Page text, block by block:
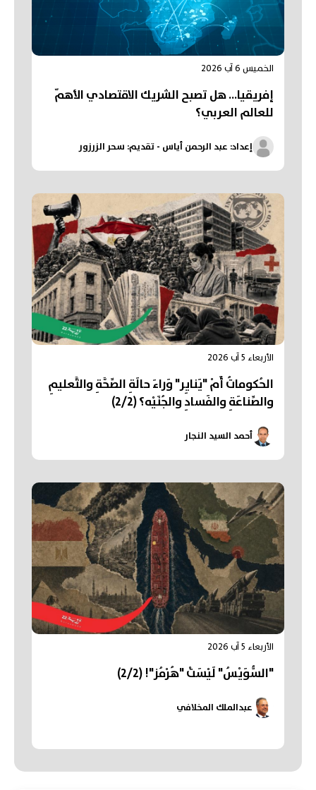
الخميس 6 آب 2026
إفريقيا... هل تصبح الشريك الاقتصادي الأهمّ
للعالم العربي؟
إعداد: عبد الرحمن أياس - تقديم: سحر الزرزور
الأربعاء 5 آب 2026
الحُكوماتُ أَمْ "يَنايِر" وَراءَ حالَةِ الصِّحَّةِ والتَّعليمِ
والصِّناعَةِ والفَسادِ والجُنَيْه؟ (2/2)
أحمد السيد النجار
الأربعاء 5 آب 2026
"السُّوَيْسُ" لَيْسَتْ "هُرْمُز"! (2/2)
عبدالملك المخلافي